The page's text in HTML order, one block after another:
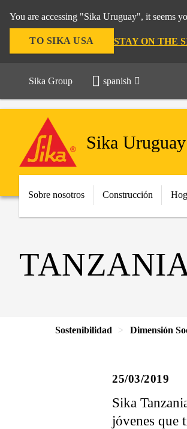
You are accessing "Sika Uruguay", it seems
TO SIKA USA STAY ON THE
Sika Group spanish
Sika Uruguay
Sobre nosotros Construcción
Sostenibilidad Dimensión
25/03/2019
Sika
jóvenes que